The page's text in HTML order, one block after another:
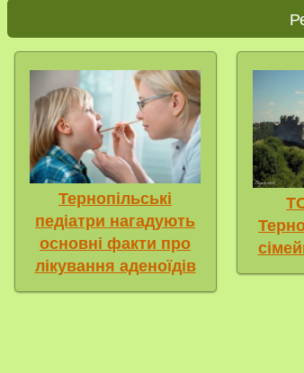
Тернопільські
педіатри нагадують
основні факти про
лікування аденоїдів